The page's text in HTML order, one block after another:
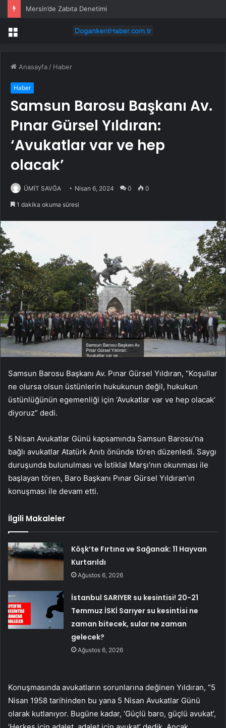
Mersin’de Zabıta Denetimi
Menü
Anasayfa / Haber
Haber
Samsun Barosu Başkanı Av.
Pınar Gürsel Yıldıran:
‘Avukatlar var ve hep
olacak’
ÜMİT SAVĞA Nisan 6, 2024 0 0
1 dakika okuma süresi
Samsun Barosu Başkanı Av. Pınar Gürsel Yıldıran, “Koşullar
ne olursa olsun üstünlerin hukukunun değil, hukukun
üstünlüğünün egemenliği için ‘Avukatlar var ve hep olacak’
diyoruz” dedi.
5 Nisan Avukatlar Günü kapsamında Samsun Barosu’na
bağlı avukatlar Atatürk Anıtı önünde tören düzenledi. Saygı
duruşunda bulunulması ve İstiklal Marşı’nın okunması ile
başlayan tören, Baro Başkanı Pınar Gürsel Yıldıran’ın
konuşması ile devam etti.
İlgili Makaleler
Köşk’te Fırtına ve Sağanak: 11 Hayvan
Kurtarıldı
Ağustos 6, 2026
İstanbul SARIYER su kesintisi! 20-21
Temmuz İSKİ Sarıyer su kesintisi ne
zaman bitecek, sular ne zaman
gelecek?
Ağustos 6, 2026
Konuşmasında avukatların sorunlarına değinen Yıldıran, “5
Nisan 1958 tarihinden bu yana 5 Nisan Avukatlar Günü
olarak kutlanıyor. Bugüne kadar, ‘Güçlü baro, güçlü avukat’,